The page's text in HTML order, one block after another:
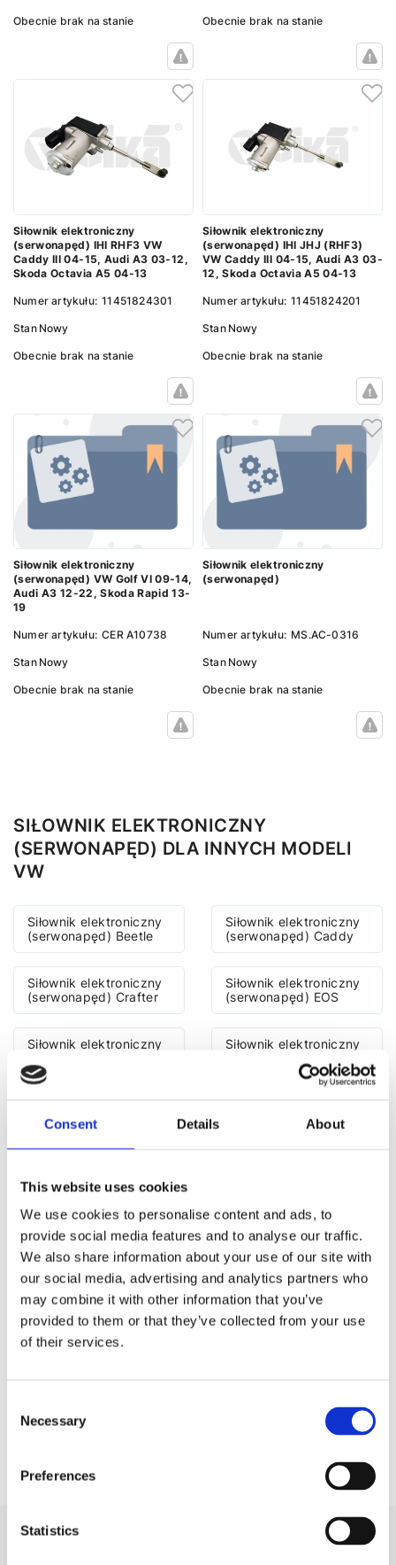
Consent Details About
This website uses cookies
We use cookies to personalise content and ads, to
provide social media features and to analyse our traffic.
We also share information about your use of our site with
our social media, advertising and analytics partners who
may combine it with other information that you’ve
provided to them or that they’ve collected from your use
of their services.
Selection
Necessary
Preferences
Statistics
Obecnie brak na stanie Obecnie brak na stanie
Siłownik elektroniczny
(serwonapęd) IHI RHF3 VW
Caddy III 04-15, Audi A3 03-12,
Skoda Octavia A5 04-13
Numer artykułu: 11451824301
Stan Nowy
Obecnie brak na stanie
Siłownik elektroniczny
(serwonapęd) IHI JHJ (RHF3)
VW Caddy III 04-15, Audi A3 03-
12, Skoda Octavia A5 04-13
Numer artykułu: 11451824201
Stan Nowy
Obecnie brak na stanie
Siłownik elektroniczny
(serwonapęd) VW Golf VI 09-14,
Audi A3 12-22, Skoda Rapid 13-
19
Numer artykułu: CER A10738
Stan Nowy
Obecnie brak na stanie
Siłownik elektroniczny
(serwonapęd)
Numer artykułu: MS.AC-0316
Stan Nowy
Obecnie brak na stanie
SIŁOWNIK ELEKTRONICZNY
(SERWONAPĘD) DLA INNYCH MODELI
VW
Siłownik elektroniczny
(serwonapęd) Beetle
Siłownik elektroniczny
(serwonapęd) Caddy
Siłownik elektroniczny
(serwonapęd) Crafter
Siłownik elektroniczny
(serwonapęd) EOS
Siłownik elektroniczny
Siłownik elektroniczny
(serwonapęd) Jetta
(serwonapęd) Passat
(serwonapęd) Passat
CC
Siłownik elektroniczny
(serwonapęd) Polo
Siłownik elektroniczny
(serwonapęd) Scirocco
Siłownik elektroniczny
(serwonapęd) Sharan
Siłownik elektroniczny
(serwonapęd)
Teramont